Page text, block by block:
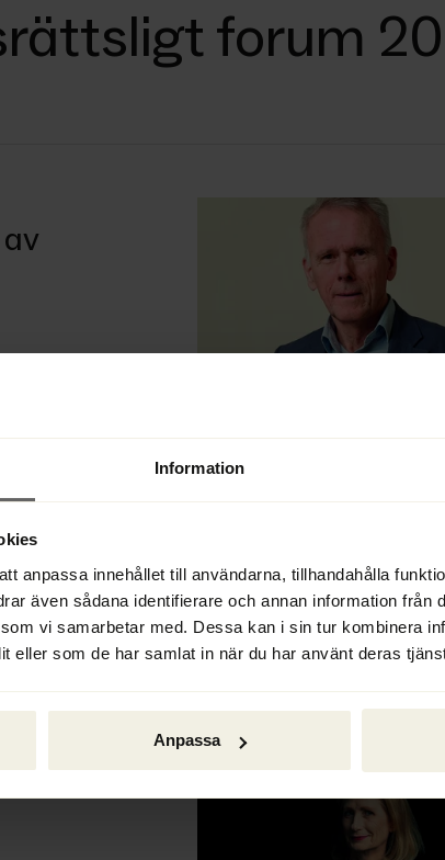
Information
anpassa innehållet till användarna, tillhandahålla
även sådana identifierare och annan information från
vi samarbetar med. Dessa kan i sin tur kombinera
eller som de har samlat in när du har använt deras
Anpassa
forum